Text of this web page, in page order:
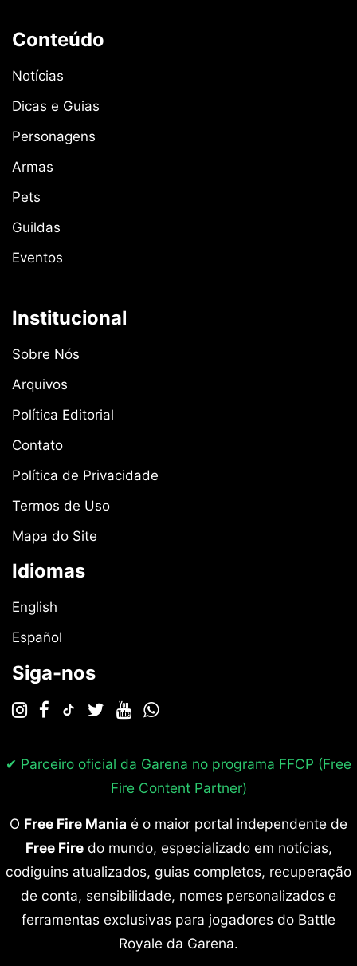
Conteúdo
Notícias
Dicas e Guias
Personagens
Armas
Pets
Guildas
Eventos
Institucional
Sobre Nós
Arquivos
Política Editorial
Contato
Política de Privacidade
Termos de Uso
Mapa do Site
Idiomas
English
Español
Siga-nos
✔ Parceiro oficial da Garena no programa FFCP (Free
Fire Content Partner)
O Free Fire Mania é o maior portal independente de
Free Firedo mundo, especializado em notícias,
codiguins atualizados, guias completos, recuperação
de conta, sensibilidade, nomes personalizados e
ferramentas exclusivas para jogadores do Battle
Royale da Garena.